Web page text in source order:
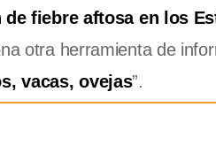
fiebre aftosa en los
otra herramienta de
vacas, ovejas”.